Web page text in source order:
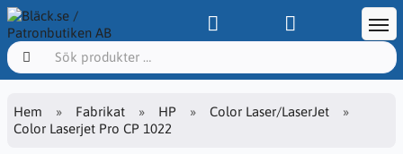
Hem Fabrikat HP
Color Laser/LaserJet
Color Laserjet Pro CP 1022